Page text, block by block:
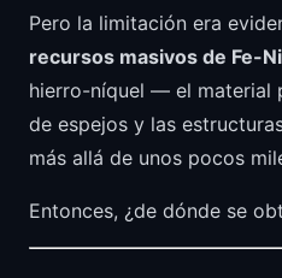
Pero la limitación era
recursos masivos de Fe-
hierro-níquel — el material
de espejos y las
más allá de unos pocos
Entonces, ¿de dónde se